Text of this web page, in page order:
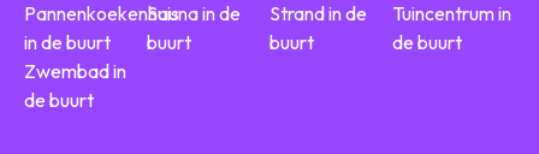
Pannenkoekenhuis
in de buurt
Zwembad in
de buurt
Sauna in de
buurt
Strand in de
buurt
Tuincentrum in
de buurt